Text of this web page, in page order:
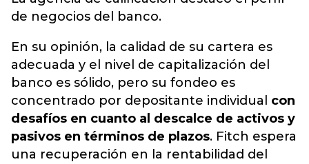
de negocios del banco.
En su opinión, la calidad de su cartera es
adecuada y el nivel de capitalización del
banco es sólido, pero su fondeo es
concentrado por depositante individual con
desafíos en cuanto al descalce de activos y
pasivos en términos de plazos. Fitch espera
una recuperación en la rentabilidad del